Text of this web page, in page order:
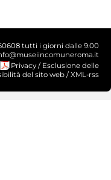
tutti i giorni dalle 9.00
Privacy / Esclusione delle
del sito web / XML-rss